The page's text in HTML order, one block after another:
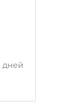
дней